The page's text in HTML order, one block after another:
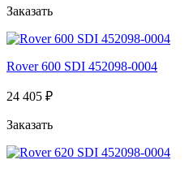
Заказать
Rover 600 SDI 452098-0004
24 405 ₽
Заказать